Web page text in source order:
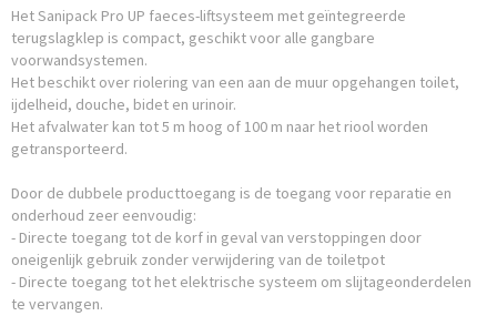
Het Sanipack Pro UP faeces-liftsysteem met geïntegreerde
terugslagklep is compact, geschikt voor alle gangbare
voorwandsystemen.
Het beschikt over riolering van een aan de muur opgehangen toilet,
ijdelheid, douche, bidet en urinoir.
Het afvalwater kan tot 5 m hoog of 100 m naar het riool worden
getransporteerd.
Door de dubbele producttoegang is de toegang voor reparatie en
onderhoud zeer eenvoudig:
- Directe toegang tot de korf in geval van verstoppingen door
oneigenlijk gebruik zonder verwijdering van de toiletpot
- Directe toegang tot het elektrische systeem om slijtageonderdelen
te vervangen.